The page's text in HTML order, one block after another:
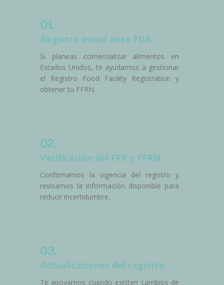
01.
Registro inicial ante FDA
Si planeas comercializar alimentos en
Estados Unidos, te ayudamos a gestionar
el Registro Food Facility Registration y
obtener tu FFRN.
02.
Verificación del FFR y FFRN
Confirmamos la vigencia del registro y
revisamos la información disponible para
reducir incertidumbre.
03.
Actualizaciones del registro
Te apoyamos cuando existen cambios de